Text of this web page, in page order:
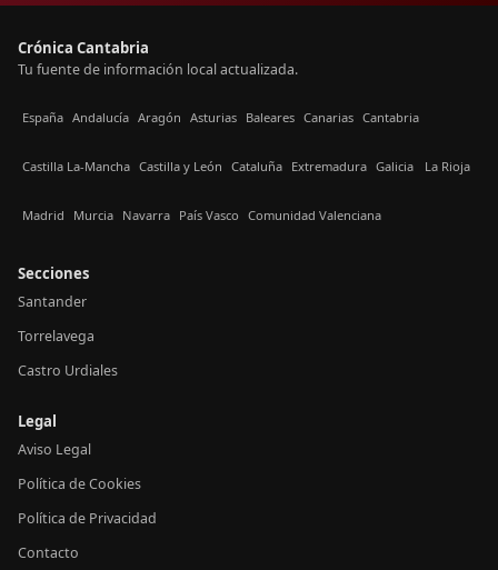
Crónica Cantabria
Tu fuente de información local actualizada.
España Andalucía Aragón Asturias Baleares Canarias Cantabria
Castilla La-Mancha Castilla y León Cataluña Extremadura Galicia La Rioja
Madrid Murcia Navarra País Vasco Comunidad Valenciana
Secciones
Santander
Torrelavega
Castro Urdiales
Legal
Aviso Legal
Política de Cookies
Política de Privacidad
Contacto